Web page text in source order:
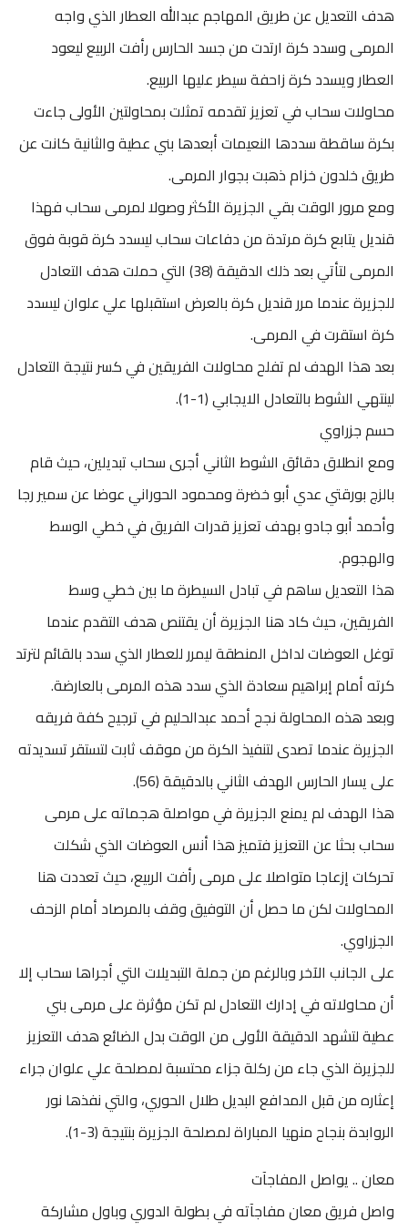
هدف التعديل عن طريق المهاجم عبدالله العطار الذي واجه
المرمى وسدد كرة ارتدت من جسد الحارس رأفت الربيع ليعود
العطار ويسدد كرة زاحفة سيطر عليها الربيع.
محاولات سحاب في تعزيز تقدمه تمثلت بمحاولتين الأولى جاءت
بكرة ساقطة سددها النعيمات أبعدها بني عطية والثانية كانت عن
طريق خلدون خزام ذهبت بجوار المرمى.
ومع مرور الوقت بقي الجزيرة الأكثر وصولا لمرمى سحاب فهذا
قنديل يتابع كرة مرتدة من دفاعات سحاب ليسدد كرة قوبة فوق
المرمى لتأتي بعد ذلك الدقيقة (38) التي حملت هدف التعادل
للجزيرة عندما مرر قنديل كرة بالعرض استقبلها علي علوان ليسدد
كرة استقرت في المرمى.
بعد هذا الهدف لم تفلح محاولات الفريقين في كسر نتيجة التعادل
لينتهي الشوط بالتعادل الايجابي (1-1).
حسم جزراوي
ومع انطلاق دقائق الشوط الثاني أجرى سحاب تبديلين، حيث قام
بالزج بورقتي عدي أبو خضرة ومحمود الحوراني عوضا عن سمير رجا
وأحمد أبو جادو بهدف تعزيز قدرات الفريق في خطي الوسط
والهجوم.
هذا التعديل ساهم في تبادل السيطرة ما بين خطي وسط
الفريقين، حيث كاد هنا الجزيرة أن يقتنص هدف التقدم عندما
توغل العوضات لداخل المنطقة ليمرر للعطار الذي سدد بالقائم لترتد
كرته أمام إبراهيم سعادة الذي سدد هذه المرمى بالعارضة.
وبعد هذه المحاولة نجح أحمد عبدالحليم في ترجيح كفة فريقه
الجزيرة عندما تصدى لتنفيذ الكرة من موقف ثابت لتستقر تسديدته
على يسار الحارس الهدف الثاني بالدقيقة (56).
هذا الهدف لم يمنع الجزيرة في مواصلة هجماته على مرمى
سحاب بحثا عن التعزيز فتميز هذا أنس العوضات الذي شكلت
تحركات إزعاجا متواصلا على مرمى رأفت الربيع، حيث تعددت هنا
المحاولات لكن ما حصل أن التوفيق وقف بالمرصاد أمام الزحف
الجزراوي.
على الجانب الآخر وبالرغم من جملة التبديلات التي أجراها سحاب إلا
أن محاولاته في إدارك التعادل لم تكن مؤثرة على مرمى بني
عطية لتشهد الدقيقة الأولى من الوقت بدل الضائع هدف التعزيز
للجزيرة الذي جاء من ركلة جزاء محتسبة لمصلحة علي علوان جراء
إعثاره من قبل المدافع البديل طلال الحوري، والتي نفذها نور
الروابدة بنجاح منهيا المباراة لمصلحة الجزيرة بنتيجة (3-1).
معان .. يواصل المفاجآت
واصل فريق معان مفاجآته في بطولة الدوري وباول مشاركة